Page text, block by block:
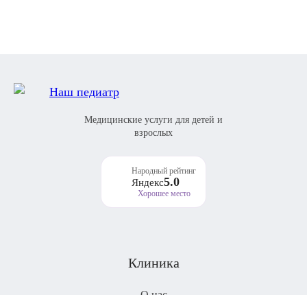
Медицинские услуги для детей и
взрослых
Народный рейтинг
Яндекс5.0
Хорошее место
Клиника